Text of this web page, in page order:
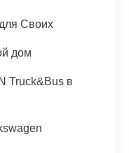
Своих
дом
Truck&Bus в